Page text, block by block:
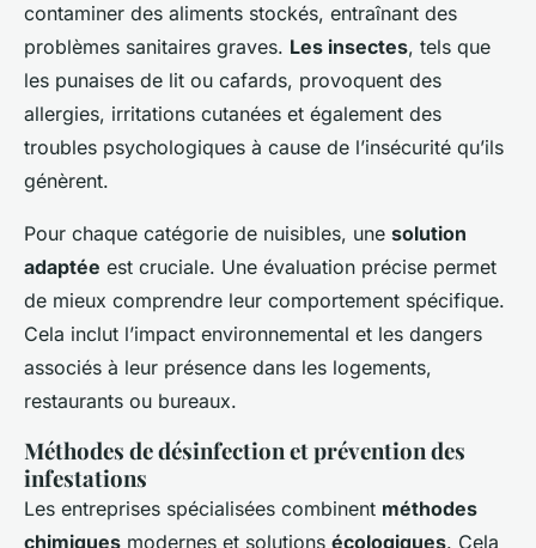
contaminer des aliments stockés, entraînant des
problèmes sanitaires graves. Les insectes, tels que
les punaises de lit ou cafards, provoquent des
allergies, irritations cutanées et également des
troubles psychologiques à cause de l’insécurité qu’ils
génèrent.
Pour chaque catégorie de nuisibles, une solution
adaptée est cruciale. Une évaluation précise permet
de mieux comprendre leur comportement spécifique.
Cela inclut l’impact environnemental et les dangers
associés à leur présence dans les logements,
restaurants ou bureaux.
Méthodes de désinfection et prévention des
infestations
Les entreprises spécialisées combinent méthodes
chimiques modernes et solutions écologiques. Cela